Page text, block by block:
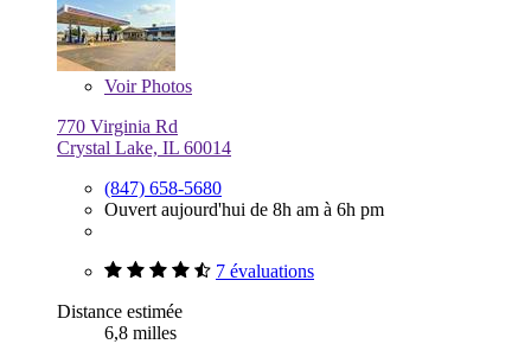
VoirPhotos
770 Virginia Rd
Crystal Lake, IL 60014
(847) 658-5680
Ouvert aujourd'hui de 8h am à 6h pm
7 évaluations
Distance estimée
6,8 milles